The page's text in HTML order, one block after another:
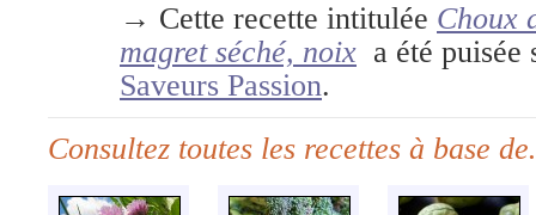
→ Cette recette intitulée Choux
magret séché, noix a été
Saveurs Passion.
Consultez toutes les recettes à base